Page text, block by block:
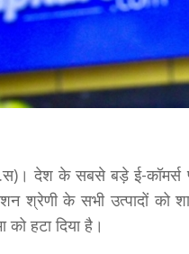
देश के सबसे बड़े ई-कॉमर्स
श्रेणी के सभी उत्पादों
हटा दिया है।